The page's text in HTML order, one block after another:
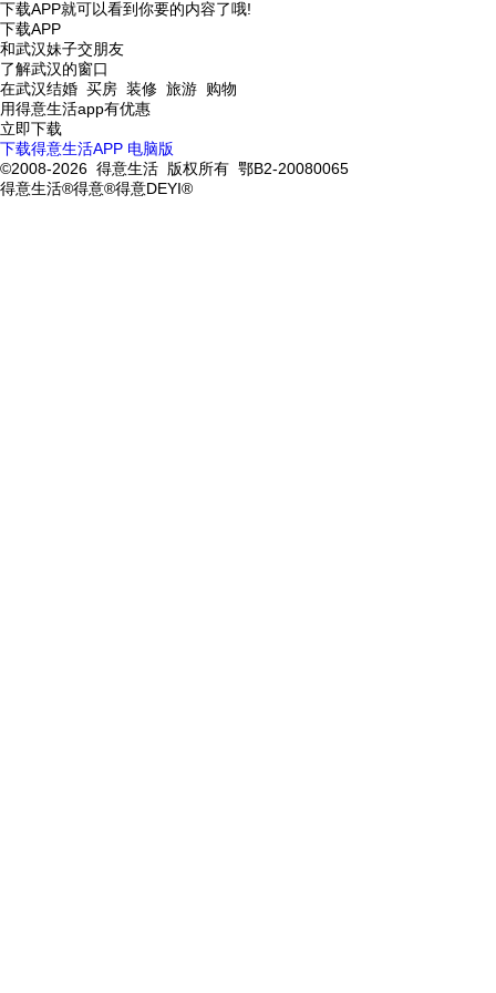
下载APP就可以看到你要的内容了哦!
下载APP
和武汉妹子交朋友
了解武汉的窗口
在武汉结婚 买房 装修 旅游 购物
用得意生活app有优惠
立即下载
下载得意生活APP 电脑版
©2008-2026 得意生活 版权所有 鄂B2-20080065
得意生活®得意®得意DEYI®